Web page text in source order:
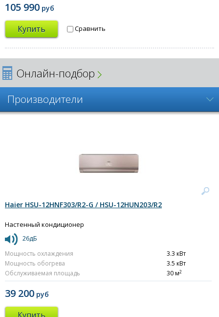
105 990 руб
Купить Сравнить
Онлайн-подбор
Производители
Haier HSU-12HNF303/R2-G / HSU-12HUN203/R2
Настенный кондиционер
26дБ
Мощность охлаждения
3.3 кВт
Мощность обогрева
3.5 кВт
Обслуживаемая площадь
30 м2
39 200 руб